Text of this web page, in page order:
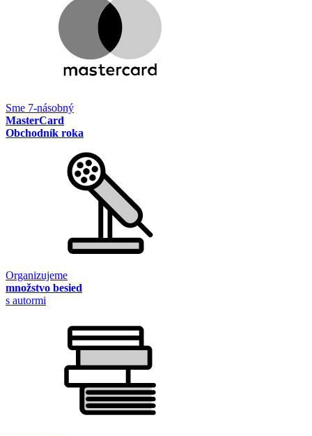
Sme 7-násobný
MasterCard
Obchodník roka
Organizujeme
množstvo besied
s autormi